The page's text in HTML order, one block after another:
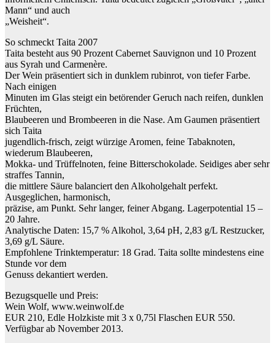
Mann“ und auch
„Weisheit“.
So schmeckt Taita 2007
Taita besteht aus 90 Prozent Cabernet Sauvignon und 10 Prozent
aus Syrah und Carmenère.
Der Wein präsentiert sich in dunklem rubinrot, von tiefer Farbe.
Nach einigen
Minuten im Glas steigt ein betörender Geruch nach reifen, dunklen
Früchten,
Blaubeeren und Brombeeren in die Nase. Am Gaumen präsentiert
sich Taita
jugendlich-frisch, zeigt würzige Aromen, feine Tabaknoten,
wiederum Blaubeeren,
Mokka- und Trüffelnoten, feine Bitterschokolade. Seidiges aber sehr
straffes Tannin,
die mittlere Säure balanciert den Alkoholgehalt perfekt.
Ausgeglichen, harmonisch,
präzise, am Punkt. Sehr langer, feiner Abgang. Lagerpotential 15 –
20 Jahre.
Analytische Daten: 15,7 % Alkohol, 3,64 pH, 2,83 g/L Restzucker,
3,69 g/L Säure.
Empfohlene Trinktemperatur: 18 Grad. Taita sollte mindestens eine
Stunde vor dem
Genuss dekantiert werden.
Bezugsquelle und Preis:
Wein Wolf, www.weinwolf.de
EUR 210, Edle Holzkiste mit 3 x 0,75l Flaschen EUR 550.
Verfügbar ab November 2013.